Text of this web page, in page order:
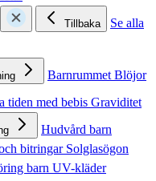
Tillbaka
Se alla
BarnrummetBlöjor
tiden med bebis Graviditet
Hudvård barn
bitringar Solglasögon
barn UV-kläder